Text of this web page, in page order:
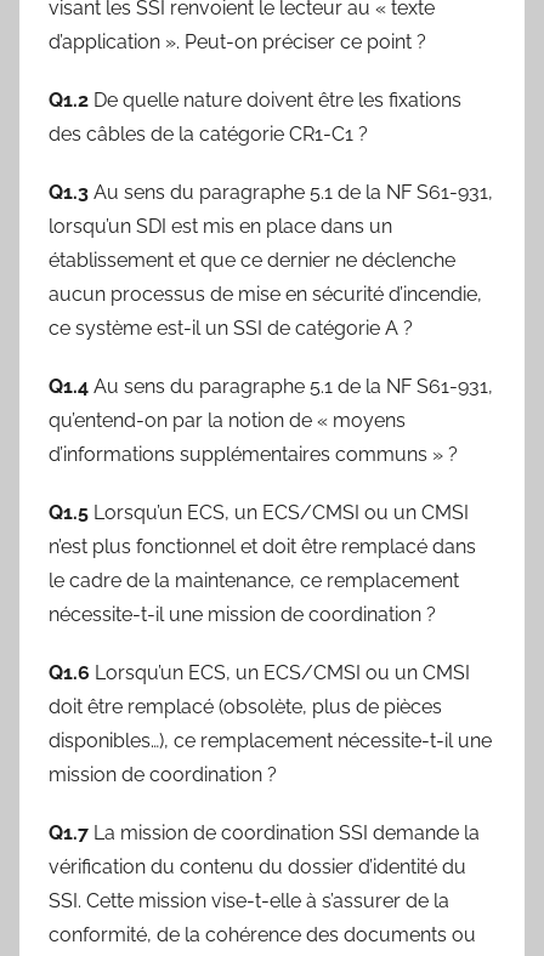
visant les SSI renvoient le lecteur au « texte
d’application ». Peut-on préciser ce point ?
Q1.2 De quelle nature doivent être les fixations
des câbles de la catégorie CR1-C1 ?
Q1.3 Au sens du paragraphe 5.1 de la NF S61-931,
lorsqu’un SDI est mis en place dans un
établissement et que ce dernier ne déclenche
aucun processus de mise en sécurité d’incendie,
ce système est-il un SSI de catégorie A ?
Q1.4 Au sens du paragraphe 5.1 de la NF S61-931,
qu’entend-on par la notion de « moyens
d’informations supplémentaires communs » ?
Q1.5 Lorsqu’un ECS, un ECS/CMSI ou un CMSI
n’est plus fonctionnel et doit être remplacé dans
le cadre de la maintenance, ce remplacement
nécessite-t-il une mission de coordination ?
Q1.6 Lorsqu’un ECS, un ECS/CMSI ou un CMSI
doit être remplacé (obsolète, plus de pièces
disponibles…), ce remplacement nécessite-t-il une
mission de coordination ?
Q1.7 La mission de coordination SSI demande la
vérification du contenu du dossier d’identité du
SSI. Cette mission vise-t-elle à s’assurer de la
conformité, de la cohérence des documents ou